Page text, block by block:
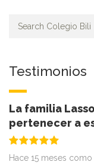
Testimonios
La familia
pertenecer a
Hace 15 meses